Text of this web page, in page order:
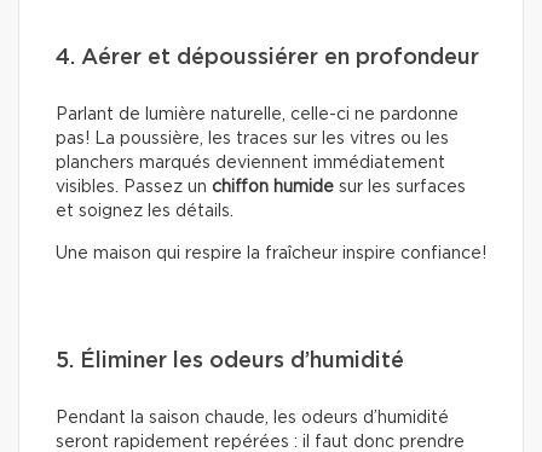
4. Aérer et dépoussiérer en profondeur
Parlant de lumière naturelle, celle-ci ne pardonne
pas! La poussière, les traces sur les vitres ou les
planchers marqués deviennent immédiatement
visibles. Passez un chiffon humide sur les surfaces
et soignez les détails.
Une maison qui respire la fraîcheur inspire confiance!
5. Éliminer les odeurs d’humidité
Pendant la saison chaude, les odeurs d’humidité
seront rapidement repérées : il faut donc prendre